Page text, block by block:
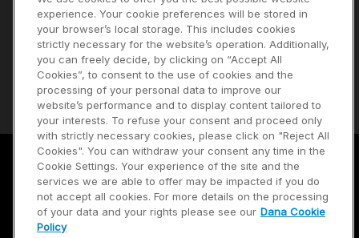
Carreras
Inversores
Noticias
Proveedores
Términos de uso
Política de privacidad
experience. Your cookie preferences will be stored in
your browser’s local storage. This includes cookies
strictly necessary for the website’s operation. Additionally,
you can freely decide, by clicking on “Accept All
Cookies”, to consent to the use of cookies and the
processing of your personal data to improve our
website’s performance and to display content tailored to
your interests. To refuse your consent and proceed only
with strictly necessary cookies, please click on "Reject All
Cookies". You can withdraw your consent any time in the
Cookie Settings. Your experience of the site and the
services we are able to offer may be impacted if you do
not accept all cookies. For more details on the processing
of your data and your rights please see our Dana Cookie
Policy